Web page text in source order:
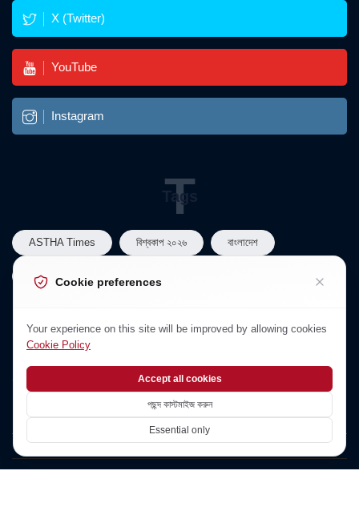
X (Twitter)
YouTube
Instagram
Tags
T
ASTHA Times বিশ্বকাপ ২০২৬ বাংলাদেশ
বাংলাদেশ রাজনীতি
Newsletter
N
Subscribe to Our Newsletter
Cookie preferences
Your experience on this site will be improved by allowing cookies
Cookie Policy
Accept all cookies
পছন্দ কাস্টমাইজ করুন
Essential only